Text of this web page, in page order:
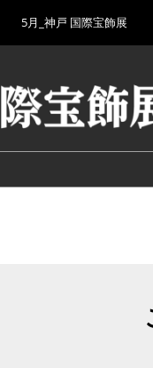
5月_神戸 国際宝飾展